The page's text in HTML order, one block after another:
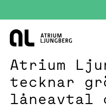
Hem
Atrium
tecknar
låneavtal